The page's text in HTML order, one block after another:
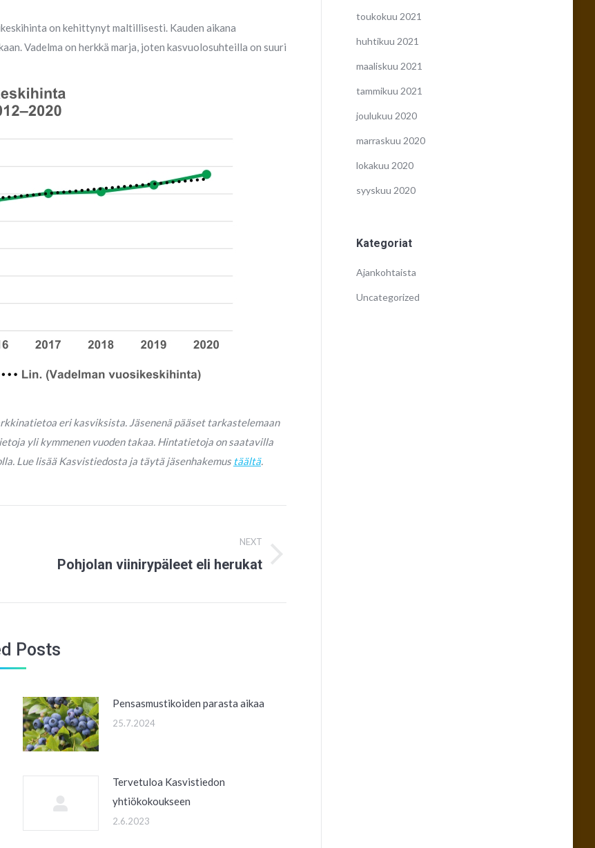
on kehittynyt maltillisesti. Kauden aikana
Vadelma on herkkä marja, joten kasvuolosuhteilla on suuri
eri kasviksista. Jäsenenä pääset tarkastelemaan
yli kymmenen vuoden takaa. Hintatietoja on saatavilla
Lue lisää Kasvistiedosta ja täytä jäsenhakemus täältä.
NEXT
Pohjolan viinirypäleet eli herukat
Posts
Pensasmustikoiden parasta aikaa
25.7.2024
Tervetuloa Kasvistiedon
yhtiökokoukseen
2.6.2023
toukokuu 2021
huhtikuu 2021
maaliskuu 2021
tammikuu 2021
joulukuu 2020
marraskuu 2020
lokakuu 2020
syyskuu 2020
Kategoriat
Ajankohtaista
Uncategorized